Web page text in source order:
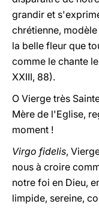
grandir et
chrétienne,
la belle fleur que
comme le chante
XXIII, 88).
O Vierge très
Mère de l'Eglise,
moment !
Virgo fidelis,
nous à croire
notre foi en Dieu,
limpide, sereine,